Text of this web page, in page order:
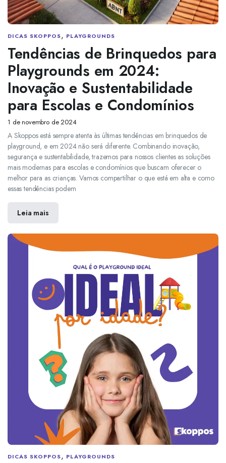
DICAS SKOPPOS, PLAYGROUNDS
Tendências de Brinquedos para
Playgrounds em 2024:
Inovação e Sustentabilidade
para Escolas e Condomínios
1 de novembro de 2024
A Skoppos está sempre atenta às últimas tendências em brinquedos de
playground, e em 2024 não será diferente. Combinando inovação,
segurança e sustentabilidade, trazemos para nossos clientes as soluções
mais modernas para escolas e condomínios que buscam oferecer o
melhor para as crianças. Vamos compartilhar o que está em alta e como
essas tendências podem
Leia mais
DICAS SKOPPOS, PLAYGROUNDS